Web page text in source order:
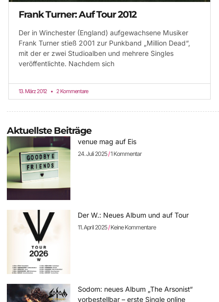
Frank Turner: Auf Tour 2012
Der in Winchester (England) aufgewachsene Musiker
Frank Turner stieß 2001 zur Punkband „Million Dead“,
mit der er zwei Studioalben und mehrere Singles
veröffentlichte. Nachdem sich
13. März 2012 2 Kommentare
Aktuellste Beiträge
venue mag auf Eis
24. Juli 2025 1 Kommentar
Der W.: Neues Album und auf Tour
11. April 2025 Keine Kommentare
Sodom: neues Album „The Arsonist“
vorbestellbar – erste Single online